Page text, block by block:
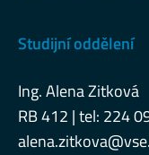
Studijní oddělení
Ing. Alena Zitková
RB 412 | tel: 224